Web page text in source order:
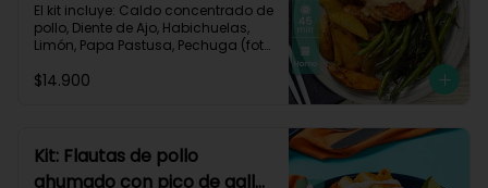
El kit incluye: Caldo concentrado de
pollo, Diente de Ajo, Habichuelas,
Limón, Papa Pastusa, Pechuga (foto
Romero, Sour Cream y Receta
Proteínas 41g
$14.900
Kit: Flautas de pollo
ahumado con pico de gallo